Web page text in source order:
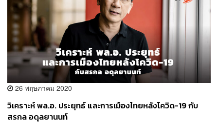
26 พฤษภาคม 2020
วิเคราะห์ พล.อ. ประยุทธ์ และการเมืองไทยหลังโควิด-19 กับ
สรกล อดุลยานนท์